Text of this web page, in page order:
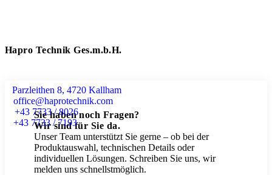
Hapro Technik Ges.m.b.H.
Parzleithen 8, 4720 Kallham
office@haprotechnik.com
+43 7733 / 8026
+43 7733 / 7193
Sie haben noch Fragen?
Wir sind für Sie da.
Unser Team unterstützt Sie gerne – ob bei der
Produktauswahl, technischen Details oder
individuellen Lösungen. Schreiben Sie uns, wir
melden uns schnellstmöglich.